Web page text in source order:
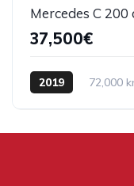
37,500€
2019 72,000